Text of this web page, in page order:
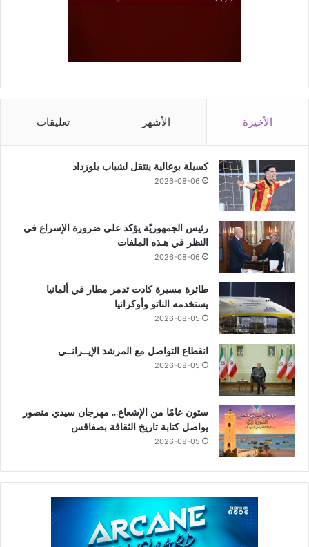
الأخيرة الأشهر تعليقات
كسيلة بوعالية ينتقل لشباب بلوزداد
2026-08-06
رئيس الجمهوريّة يؤكد على ضرورة الإسراع في
النظر في هـذه الملفات
2026-08-06
طائرة مسيرة كادت تدمر مطار في ألمانيا
يستخدمه الناتو وأوكرانيا
2026-08-05
انقطاع التواصل مع المرشد الإيــرانــي
2026-08-05
ستون عامًا من الإشعاع… مهرجان سيدي منصور
يواصل كتابة تاريخ الثقافة بصفاقس
2026-08-05